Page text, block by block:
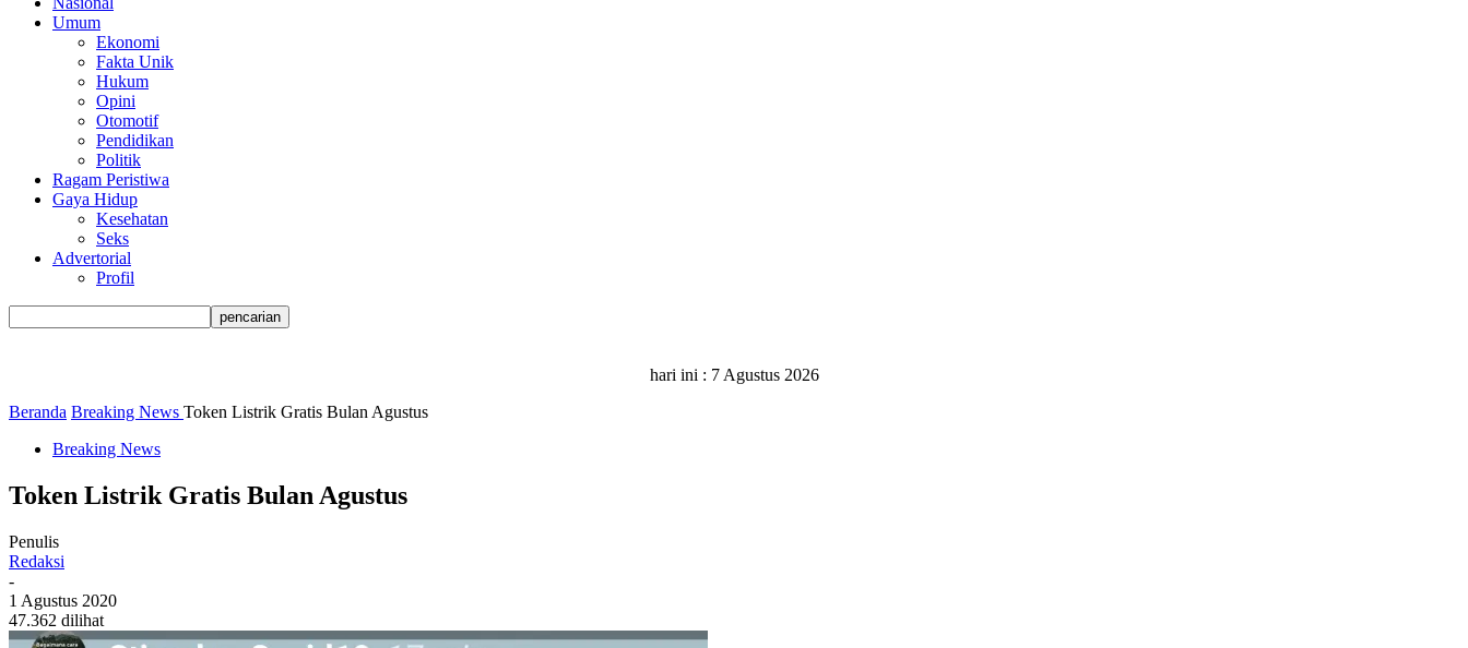
Umum
Ekonomi
Fakta Unik
Hukum
Opini
Otomotif
Pendidikan
Politik
Ragam Peristiwa
Gaya Hidup
Kesehatan
Seks
Advertorial
Profil
hari ini : 7 Agustus 2026
Beranda Breaking News Token Listrik Gratis Bulan Agustus
Breaking News
Token Listrik Gratis Bulan Agustus
Penulis
Redaksi
-
1 Agustus 2020
47.362 dilihat